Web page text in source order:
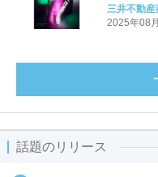
三井不動
2025年08
話題のリリース